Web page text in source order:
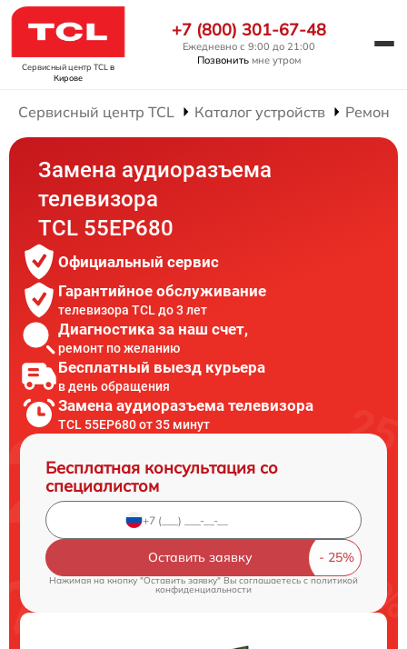
Сервисный центр TCL в
Кирове
+7 (800) 301-67-48
Ежедневно с 9:00 до 21:00
Позвонить мне утром
Сервисный центр TCL Каталог устройств Ремонт
Замена аудиоразъема
телевизора
TCL 55EP680
Официальный сервис
Гарантийное обслуживание
телевизора TCL до 3 лет
Диагностика за наш счет,
ремонт по желанию
Бесплатный выезд курьера
в день обращения
Замена аудиоразъема телевизора
TCL 55EP680 от 35 минут
Бесплатная консультация со
специалистом
Оставить заявку
Нажимая на кнопку "Оставить заявку" Вы соглашаетесь cполитикой
конфиденциальности